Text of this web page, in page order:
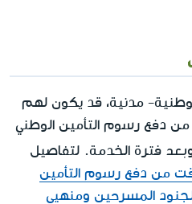
مدنية، قد يكون لهم
دفع رسوم التأمين الوطني
بعد فترة الخدمة. لتفاصيل
من دفع رسوم التأمين
المسرحين ومنهيي